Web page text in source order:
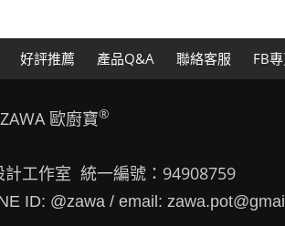
好評推薦 產品Q&A 聯絡客服 FB
ZAWA 歐廚寶®
計工作室 統一編號：94908759
ID: @zawa / email: